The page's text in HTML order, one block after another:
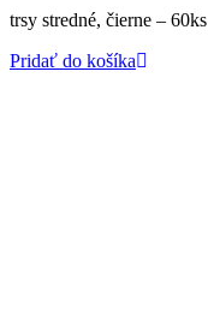
trsy stredné, čierne – 60ks
Pridať do košíka